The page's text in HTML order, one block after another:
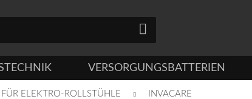
VERSORGUNGSBATTERIEN
FÜR ELEKTRO-ROLLSTÜHLE INVACARE